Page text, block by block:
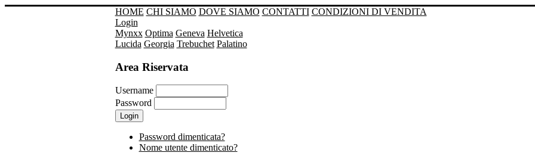
HOME CHI SIAMO DOVE SIAMO CONTATTI CONDIZIONI DI VENDITA
Login
Mynxx Optima Geneva Helvetica
Lucida Georgia Trebuchet Palatino
Area Riservata
Username
Password
Password dimenticata?
Nome utente dimenticato?